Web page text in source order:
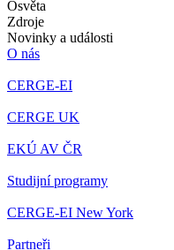
Osvěta
Zdroje
Novinky a události
O nás
CERGE-EI
CERGE UK
EKÚ AV ČR
Studijní programy
CERGE-EI New York
Partneři